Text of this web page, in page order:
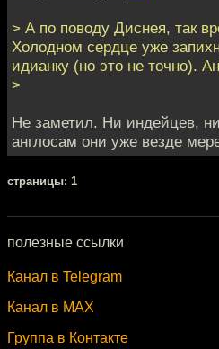
> А по поводу Диснея, так
Холодном сердце уже
идианку (но это не точно).
>
Не заметил. Ни индейцев,
англосам они уже везде
cтраницы: 1
полезные ссылки
Канал в Telegram
Канал в MAX
Группа в Контакте